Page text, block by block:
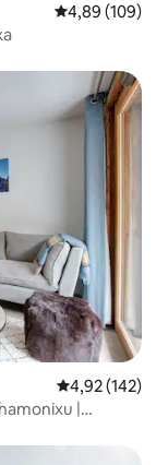
Prosječna
4,89 (109)
Prosječna
4,92 (142)
|